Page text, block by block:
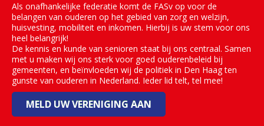
Als onafhankelijke federatie komt de FASv op voor de
belangen van ouderen op het gebied van zorg en welzijn,
huisvesting, mobiliteit en inkomen. Hierbij is uw stem voor ons
heel belangrijk!
De kennis en kunde van senioren staat bij ons centraal. Samen
met u maken wij ons sterk voor goed ouderenbeleid bij
gemeenten, en beïnvloeden wij de politiek in Den Haag ten
gunste van ouderen in Nederland. Ieder lid telt, tel mee!
MELD UW VERENIGING AAN